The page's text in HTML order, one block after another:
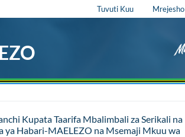
Tuvuti Kuu Mrejesho
Kupata Taarifa Mbalimbali za Serikali na
ya Habari-MAELEZO na Msemaji Mkuu wa